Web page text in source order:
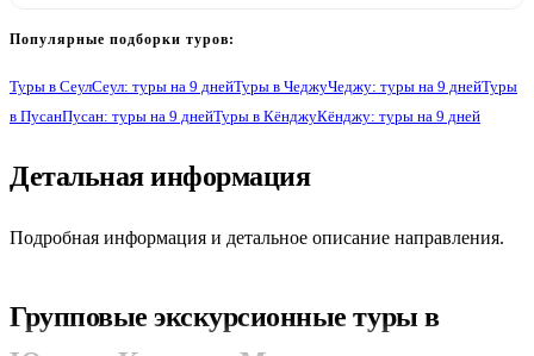
Популярные подборки туров:
Туры в СеулСеул: туры на 9 днейТуры в ЧеджуЧеджу: туры на 9 днейТуры
в ПусанПусан: туры на 9 днейТуры в КёнджуКёнджу: туры на 9 дней
Детальная информация
Подробная информация и детальное описание направления.
Групповые экскурсионные туры в